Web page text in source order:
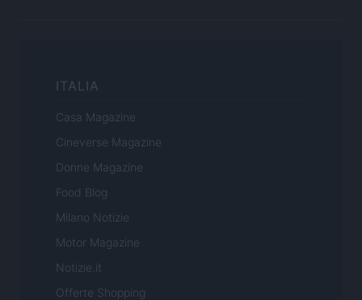
ITALIA
Casa Magazine
Cineverse Magazine
Donne Magazine
Food Blog
Milano Notizie
Motor Magazine
Notizie.it
Offerte Shopping